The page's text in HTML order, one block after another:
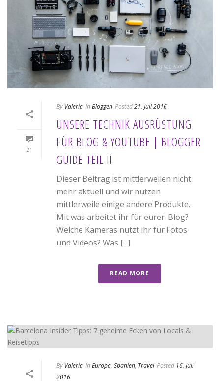
21
By Valeria In Bloggen Posted21. Juli 2016
UNSERE TECHNIK AUSRÜSTUNG
FÜR BLOG & YOUTUBE | BLOGGER
GUIDE TEIL II
Dieser Beitrag ist mittlerweilen nicht
mehr aktuell und wir nutzen
mittlerweile einige andere Produkte.
Mit was arbeitet ihr für euren Blog?
Welche Kameras nutzt ihr für Fotos
und Videos? Was [...]
READ MORE
By Valeria In Europa, Spanien, Travel Posted 16. Juli
2016